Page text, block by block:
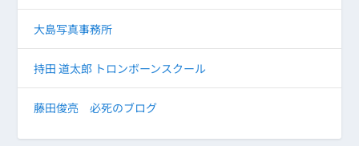
大島写真事務所
持田 道太郎 トロンボーンスクール
藤田俊亮 必死のブログ